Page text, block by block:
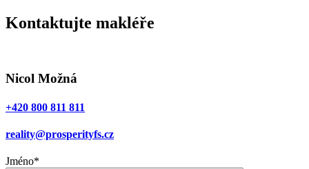
Kontaktujte makléře
Nicol Možná
+420 800 811 811
reality@prosperityfs.cz
Jméno*